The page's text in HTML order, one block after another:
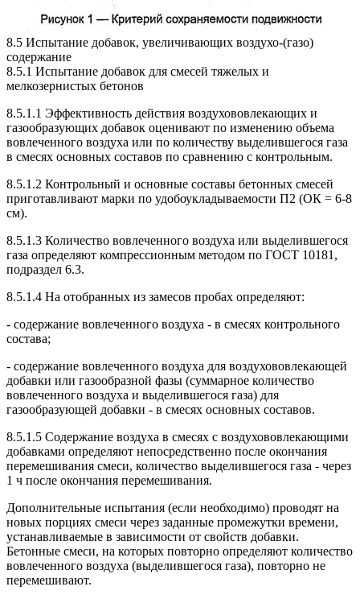
8.5 Испытание добавок, увеличивающих воздухо-(газо)
содержание
8.5.1 Испытание добавок для смесей тяжелых и
мелкозернистых бетонов
8.5.1.1 Эффективность действия воздухововлекающих и
газообразующих добавок оценивают по изменению объема
вовлеченного воздуха или по количеству выделившегося газа
в смесях основных составов по сравнению с контрольным.
8.5.1.2 Контрольный и основные составы бетонных смесей
приготавливают марки по удобоукладываемости П2 (ОК = 6-8
см).
8.5.1.3 Количество вовлеченного воздуха или выделившегося
газа определяют компрессионным методом по ГОСТ 10181,
подраздел 6.3.
8.5.1.4 На отобранных из замесов пробах определяют:
- содержание вовлеченного воздуха - в смесях контрольного
состава;
- содержание вовлеченного воздуха для воздухововлекающей
добавки или газообразной фазы (суммарное количество
вовлеченного воздуха и выделившегося газа) для
газообразующей добавки - в смесях основных составов.
8.5.1.5 Содержание воздуха в смесях с воздухововлекающими
добавками определяют непосредственно после окончания
перемешивания смеси, количество выделившегося газа - через
1 ч после окончания перемешивания.
Дополнительные испытания (если необходимо) проводят на
новых порциях смеси через заданные промежутки времени,
устанавливаемые в зависимости от свойств добавки.
Бетонные смеси, на которых повторно определяют количество
вовлеченного воздуха (выделившегося газа), повторно не
перемешивают.